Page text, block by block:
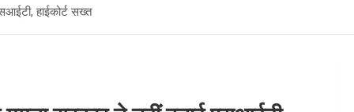
हाईकोर्ट सख्त